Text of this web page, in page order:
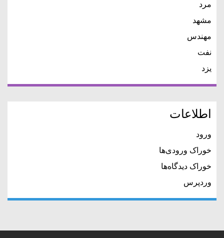
مرد
مشهد
مهندس
نفت
یزد
اطلاعات
ورود
خوراک ورودی‌ها
خوراک دیدگاه‌ها
وردپرس